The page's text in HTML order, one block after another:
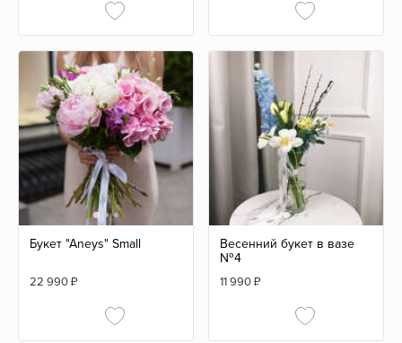
Букет "Aneys" Small
22 990₽
Весенний букет в вазе
№4
11 990₽